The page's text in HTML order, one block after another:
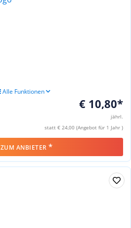
Alle Funktionen
€ 10,80*
jährl.
statt € 24,00 (Angebot für 1 Jahr )
ZUM ANBIETER *